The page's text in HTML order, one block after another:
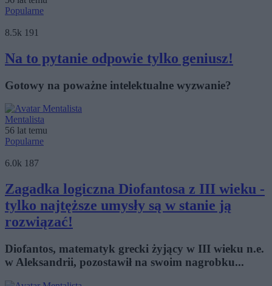
Popularne
8.5k 191
Na to pytanie odpowie tylko geniusz!
Gotowy na poważne intelektualne wyzwanie?
Mentalista
56 lat temu
Popularne
6.0k 187
Zagadka logiczna Diofantosa z III wieku -
tylko najtęższe umysły są w stanie ją
rozwiązać!
Diofantos, matematyk grecki żyjący w III wieku n.e.
w Aleksandrii, pozostawił na swoim nagrobku...